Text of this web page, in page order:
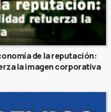
de la reputación:
la imagen corporativa